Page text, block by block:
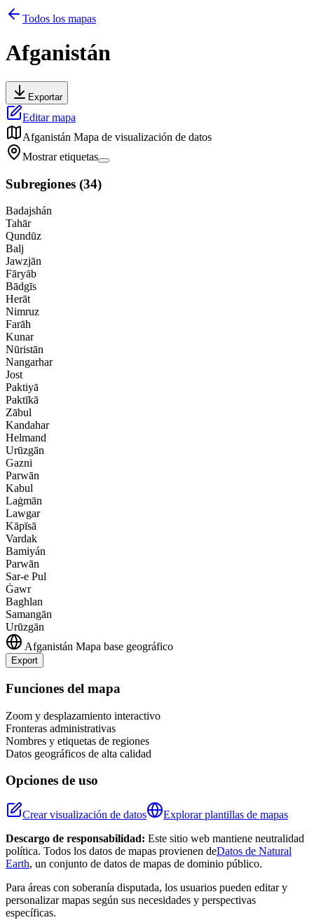
Todos los mapas
Afganistán
Exportar
Editar mapa
Afganistán Mapa de visualización de datos
Mostrar etiquetas
Subregiones (34)
Badajshán
Tahār
Qundūz
Balj
Jawzjān
Fāryāb
Bādgīs
Herāt
Nimruz
Farāh
Kunar
Nūristān
Nangarhar
Jost
Paktiyā
Paktīkā
Zābul
Kandahar
Helmand
Urūzgān
Gazni
Parwān
Kabul
Laġmān
Lawgar
Kāpīsā
Vardak
Bamiyán
Parwān
Sar-e Pul
Ġawr
Baghlan
Samangān
Urūzgān
Afganistán Mapa base geográfico
Export
+
Funciones del mapa
Zoom y desplazamiento interactivo
Fronteras administrativas
Nombres y etiquetas de regiones
Datos geográficos de alta calidad
Opciones de uso
Crear visualización de datos
Explorar plantillas de mapas
Descargo de responsabilidad: Este sitio web mantiene neutralidad
política. Todos los datos de mapas provienen deDatos de Natural
Earth, un conjunto de datos de mapas de dominio público.
Para áreas con soberanía disputada, los usuarios pueden editar y
personalizar mapas según sus necesidades y perspectivas
específicas.